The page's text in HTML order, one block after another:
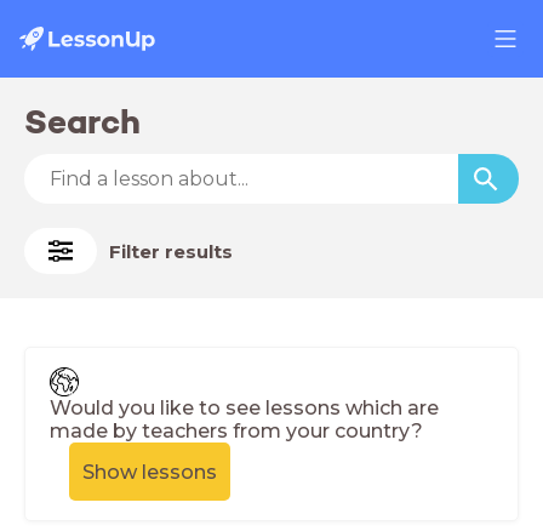
Search
Filter results
Would you like to see lessons which are
made by teachers from your country?
Show lessons